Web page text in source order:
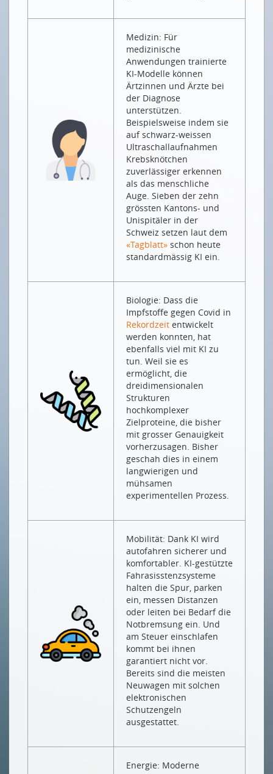
Bornhauser People’s Management AG
Medizin: Für
medizinische
Anwendungen trainierte
KI-Modelle können
Ärtzinnen und Ärzte bei
der Diagnose
unterstützen.
Beispielsweise indem sie
auf schwarz-weissen
Ultraschallaufnahmen
Krebsknötchen
zuverlässiger erkennen
als das menschliche
Auge. Sieben der zehn
grössten Kantons- und
Unispitäler in der
Schweiz setzen laut dem
«Tagblatt» schon heute
standardmässig KI ein.
Biologie: Dass die
Impfstoffe gegen Covid in
Rekordzeit entwickelt
werden konnten, hat
ebenfalls viel mit KI zu
tun. Weil sie es
ermöglicht, die
dreidimensionalen
Strukturen
hochkomplexer
Zielproteine, die bisher
mit grosser Genauigkeit
vorherzusagen. Bisher
geschah dies in einem
langwierigen und
mühsamen
experimentellen Prozess.
Mobilität: Dank KI wird
autofahren sicherer und
komfortabler. KI-gestützte
Fahrasisstenzsysteme
halten die Spur, parken
ein, messen Distanzen
oder leiten bei Bedarf die
Notbremsung ein. Und
am Steuer einschlafen
kommt bei ihnen
garantiert nicht vor.
Bereits sind die meisten
Neuwagen mit solchen
elektronischen
Schutzengeln
ausgestattet.
Energie: Moderne